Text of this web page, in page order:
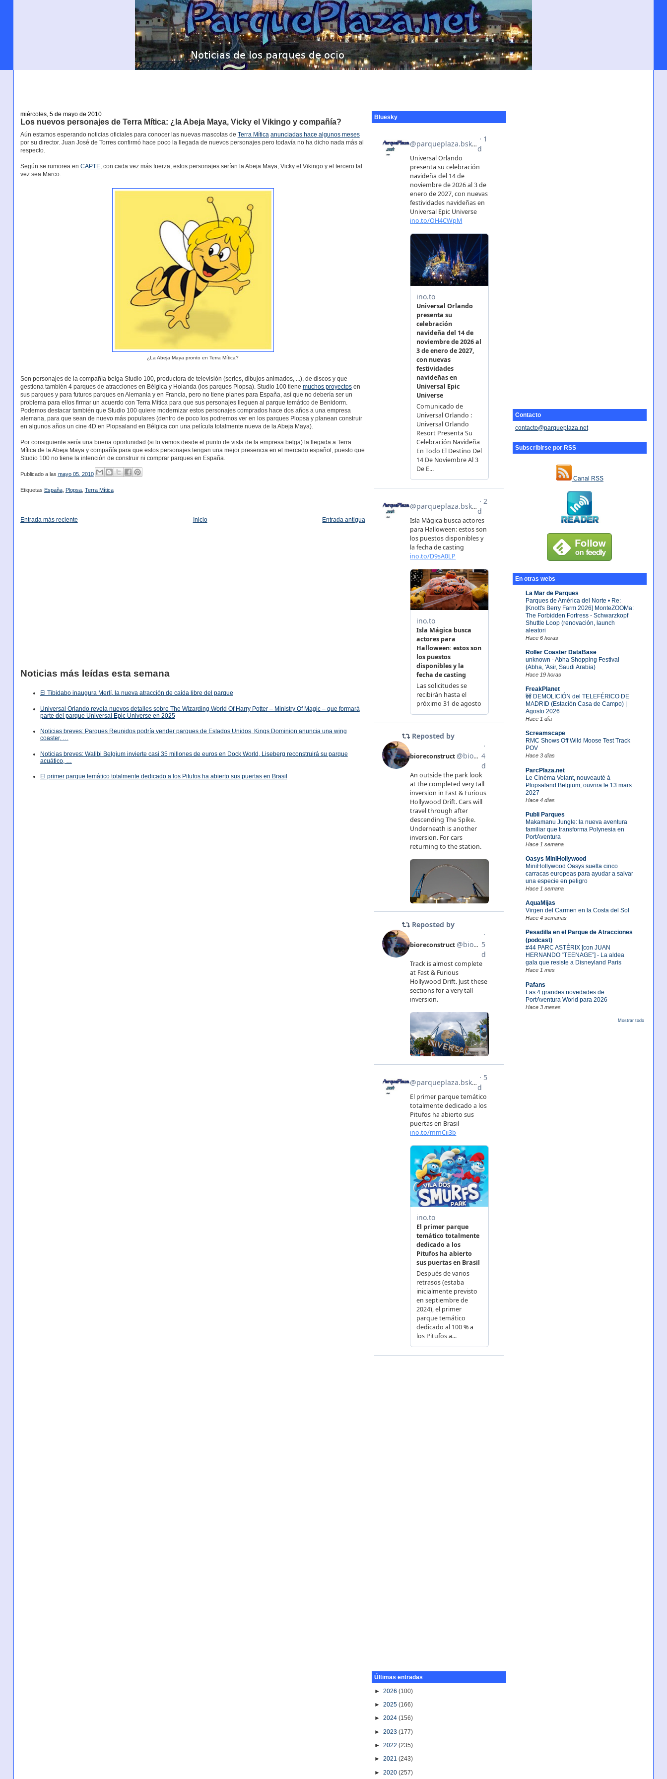
Contacto
contacto@parqueplaza.net
Subscribirse por RSS
Canal RSS
En otras webs
La Mar de Parques
Parques de América del Norte • Re:
[Knott's Berry Farm 2026] MonteZOOMa:
The Forbidden Fortress - Schwarzkopf
Shuttle Loop (renovación, launch
aleatori
Hace 6 horas
Roller Coaster DataBase
unknown - Abha Shopping Festival
(Abha, 'Asir, Saudi Arabia)
Hace 19 horas
FreakPlanet
🚧 DEMOLICIÓN del TELEFÉRICO DE
MADRID (Estación Casa de Campo) |
Agosto 2026
Hace 1 día
Screamscape
RMC Shows Off Wild Moose Test Track
POV
Hace 3 días
ParcPlaza.net
Le Cinéma Volant, nouveauté à
Plopsaland Belgium, ouvrira le 13 mars
2027
Hace 4 días
Publi Parques
Makamanu Jungle: la nueva aventura
familiar que transforma Polynesia en
PortAventura
Hace 1 semana
Oasys MiniHollywood
MiniHollywood Oasys suelta cinco
carracas europeas para ayudar a salvar
una especie en peligro
Hace 1 semana
AquaMijas
Virgen del Carmen en la Costa del Sol
Hace 4 semanas
Pesadilla en el Parque de Atracciones
(podcast)
#44 PARC ASTÉRIX [con JUAN
HERNANDO “TEENAGE”] - La aldea
gala que resiste a Disneyland Paris
Hace 1 mes
Pafans
Las 4 grandes novedades de
PortAventura World para 2026
Hace 3 meses
Mostrar todo
miércoles, 5 de mayo de 2010
Los nuevos personajes de Terra Mítica: ¿la Abeja Maya, Vicky el Vikingo y compañía?
Aún estamos esperando noticias oficiales para conocer las nuevas mascotas de Terra Mítica anunciadas hace algunos meses
por su director. Juan José de Torres confirmó hace poco la llegada de nuevos personajes pero todavía no ha dicho nada más al
respecto.
Según se rumorea en CAPTE, con cada vez más fuerza, estos personajes serían la Abeja Maya, Vicky el Vikingo y el tercero tal
vez sea Marco.
¿La Abeja Maya pronto en Terra Mítica?
Son personajes de la compañía belga Studio 100, productora de televisión (series, dibujos animados, ...), de discos y que
gestiona también 4 parques de atracciones en Bélgica y Holanda (los parques Plopsa). Studio 100 tiene muchos proyectosen
sus parques y para futuros parques en Alemania y en Francia, pero no tiene planes para España, así que no debería ser un
problema para ellos firmar un acuerdo con Terra Mítica para que sus personajes lleguen al parque temático de Benidorm.
Podemos destacar también que Studio 100 quiere modernizar estos personajes comprados hace dos años a una empresa
alemana, para que sean de nuevo más populares (dentro de poco los podremos ver en los parques Plopsa y planean construir
en algunos años un cine 4D en Plopsaland en Bélgica con una película totalmente nueva de la Abeja Maya).
Por consiguiente sería una buena oportunidad (si lo vemos desde el punto de vista de la empresa belga) la llegada a Terra
Mítica de la Abeja Maya y compañía para que estos personajes tengan una mejor presencia en el mercado español, puesto que
Studio 100 no tiene la intención de construir ni comprar parques en España.
Publicado a las mayo 05, 2010
Etiquetas España, Plopsa, Terra Mítica
Entrada más reciente Entrada antigua
Inicio
Noticias más leídas esta semana
El Tibidabo inaugura Merlí, la nueva atracción de caída libre del parque
Universal Orlando revela nuevos detalles sobre The Wizarding World Of Harry Potter – Ministry Of Magic – que formará
parte del parque Universal Epic Universe en 2025
Noticias breves: Parques Reunidos podría vender parques de Estados Unidos, Kings Dominion anuncia una wing
coaster, …
Noticias breves: Walibi Belgium invierte casi 35 millones de euros en Dock World, Liseberg reconstruirá su parque
acuático, …
El primer parque temático totalmente dedicado a los Pitufos ha abierto sus puertas en Brasil
Bluesky
Últimas entradas
►2026(100)
►2025(166)
►2024(156)
►2023(177)
►2022(235)
►2021(243)
►2020(257)